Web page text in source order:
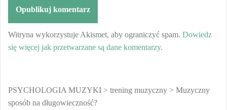
Witryna wykorzystuje Akismet, aby ograniczyć spam. Dowiedz
się więcej jak przetwarzane są dane komentarzy.
PSYCHOLOGIA MUZYKI > trening muzyczny > Muzyczny
sposób na długowieczność?